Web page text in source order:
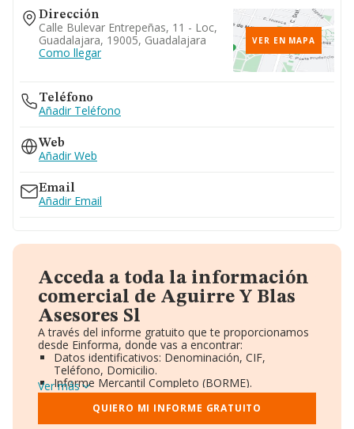
Dirección
Calle Bulevar Entrepeñas, 11 - Loc,
Guadalajara, 19005, Guadalajara
Como llegar
VER EN MAPA
Teléfono
Añadir Teléfono
Web
Añadir Web
Email
Añadir Email
Acceda a toda la información
comercial de Aguirre Y Blas
Asesores Sl
A través del informe gratuito que te proporcionamos
desde Einforma, donde vas a encontrar:
Datos identificativos: Denominación, CIF,
Teléfono, Domicilio.
Informe Mercantil Completo (BORME).
Gráficos de Evolución Ventas y Empleados.
Consejo de Administración y Administradores.
Directivos y Ejecutivos.
Ver más
QUIERO MI INFORME GRATUITO